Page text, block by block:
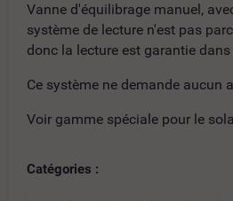
Vanne d'équilibrage manuel,
système de lecture n'est pas
donc la lecture est garantie
Ce système ne demande aucun
Voir gamme spéciale pour le
Catégories :